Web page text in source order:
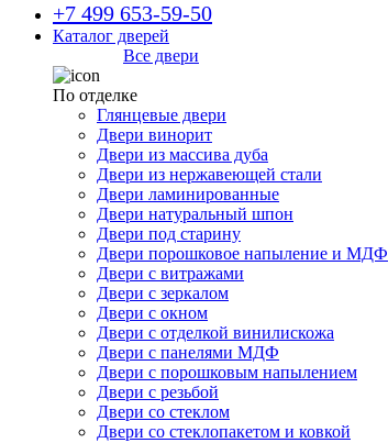
+7 499 653-59-50
Каталог дверей
Все двери
По отделке
Глянцевые двери
Двери винорит
Двери из массива дуба
Двери из нержавеющей стали
Двери ламинированные
Двери натуральный шпон
Двери под старину
Двери порошковое напыление и МДФ
Двери с витражами
Двери с зеркалом
Двери с окном
Двери с отделкой винилискожа
Двери с панелями МДФ
Двери с порошковым напылением
Двери с резьбой
Двери со стеклом
Двери со стеклопакетом и ковкой